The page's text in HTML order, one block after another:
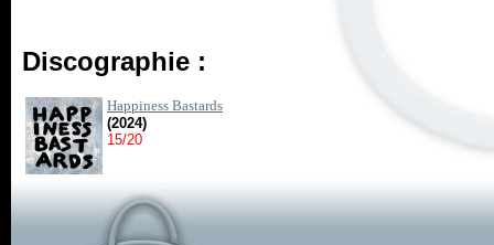
Discographie :
Happiness Bastards
(2024)
15/20